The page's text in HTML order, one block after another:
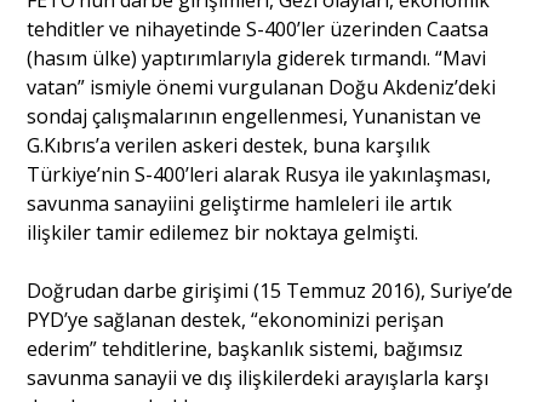
tehditler ve nihayetinde S-400’ler üzerinden Caatsa
(hasım ülke) yaptırımlarıyla giderek tırmandı. “Mavi
vatan” ismiyle önemi vurgulanan Doğu Akdeniz’deki
sondaj çalışmalarının engellenmesi, Yunanistan ve
G.Kıbrıs’a verilen askeri destek, buna karşılık
Türkiye’nin S-400’leri alarak Rusya ile yakınlaşması,
savunma sanayiini geliştirme hamleleri ile artık
ilişkiler tamir edilemez bir noktaya gelmişti.
Doğrudan darbe girişimi (15 Temmuz 2016), Suriye’de
PYD’ye sağlanan destek, “ekonominizi perişan
ederim” tehditlerine, başkanlık sistemi, bağımsız
savunma sanayii ve dış ilişkilerdeki arayışlarla karşı